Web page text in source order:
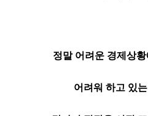
정말 어려운 경제상
어려워 하고 있